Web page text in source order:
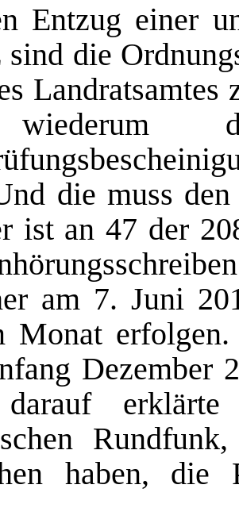
Entzug einer
die
Landratsamtes
die muss den
ist an 47 der
am 7. Juni
Monat
Dezember
haben, die